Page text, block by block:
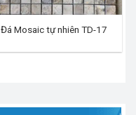
Đá Mosaic tự nhiên TD-17